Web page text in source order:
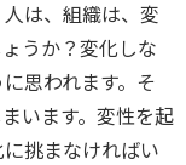
は、組織は、変
うか？変化しな
思われます。そ
います。変性を起
挑まなければい